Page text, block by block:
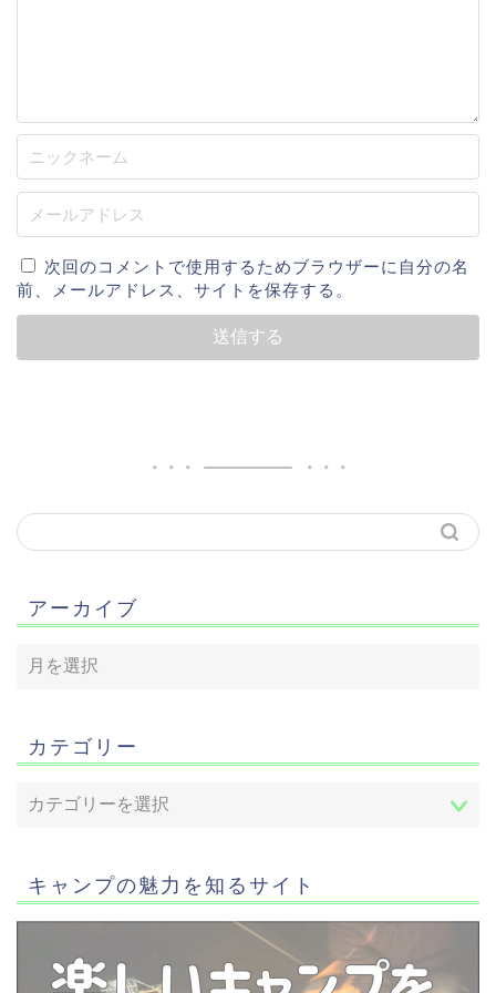
次回のコメントで使用するためブラウザーに自分の名
前、メールアドレス、サイトを保存する。
アーカイブ
カテゴリー
キャンプの魅力を知るサイト